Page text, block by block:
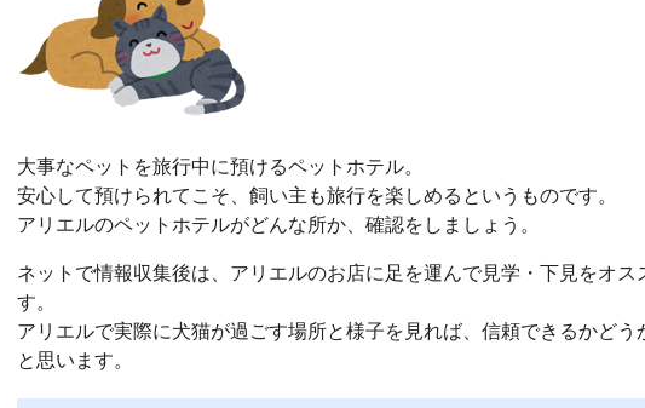
大事なペットを旅行中に預けるペットホテル。
安心して預けられてこそ、飼い主も旅行を楽しめるというものです。
アリエルのペットホテルがどんな所か、確認をしましょう。
ネットで情報収集後は、アリエルのお店に足を運んで見学・下見をオス
す。
アリエルで実際に犬猫が過ごす場所と様子を見れば、信頼できるかどう
と思います。